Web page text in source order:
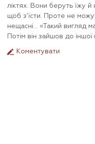
ліктях. Вони беруть їжу й
щоб з’їсти. Проте не
нещасні... «Такий вигляд
Потім він зайшов до іншої
Коментувати